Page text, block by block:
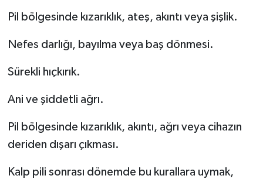
Pil bölgesinde kızarıklık, ateş, akıntı veya şişlik.
Nefes darlığı, bayılma veya baş dönmesi.
Sürekli hıçkırık.
Ani ve şiddetli ağrı.
Pil bölgesinde kızarıklık, akıntı, ağrı veya cihazın
deriden dışarı çıkması.
Kalp pili sonrası dönemde bu kurallara uymak,